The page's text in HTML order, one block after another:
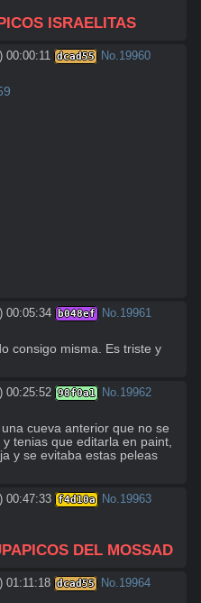
ISRAELITAS
00:00:11 dcad55 No.19960
00:05:34 b048ef No. 19961
consigo misma. Es triste y
00:25:52 98f0a1 No. 19962
cueva anterior que no se
tenias que editarla en paint,
y se evitaba estas peleas
00:47:33 f4d10a No. 19963
DEL MOSSAD
01:11:18 dcad55 No. 19964